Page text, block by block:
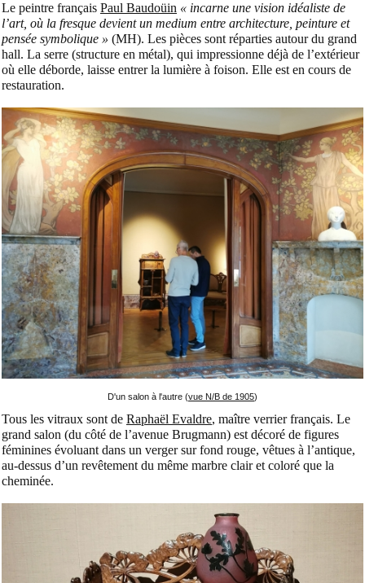
Le peintre français Paul Baudoüin « incarne une vision idéaliste de
l’art, où la fresque devient un medium entre architecture, peinture et
pensée symbolique » (MH). Les pièces sont réparties autour du grand
hall. La serre (structure en métal), qui impressionne déjà de l’extérieur
où elle déborde, laisse entrer la lumière à foison. Elle est en cours de
restauration.
D'un salon à l'autre (vue N/B de 1905)
Tous les vitraux sont de Raphaël Evaldre, maître verrier français. Le
grand salon (du côté de l’avenue Brugmann) est décoré de figures
féminines évoluant dans un verger sur fond rouge, vêtues à l’antique,
au-dessus d’un revêtement du même marbre clair et coloré que la
cheminée.